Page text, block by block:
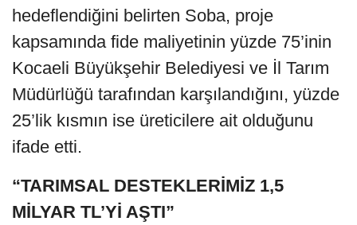
hedeflendiğini belirten Soba, proje
kapsamında fide maliyetinin yüzde 75’inin
Kocaeli Büyükşehir Belediyesi ve İl Tarım
Müdürlüğü tarafından karşılandığını, yüzde
25’lik kısmın ise üreticilere ait olduğunu
ifade etti.
“TARIMSAL DESTEKLERİMİZ 1,5
MİLYAR TL’Yİ AŞTI”